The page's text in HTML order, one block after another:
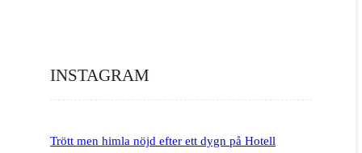
INSTAGRAM
Trött men himla nöjd efter ett dygn på Hotell